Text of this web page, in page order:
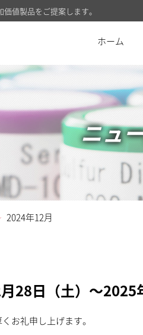
値製品をご提案します。
ホーム
ニュ
2024年12月
28日（土）～2025
お礼申し上げます。